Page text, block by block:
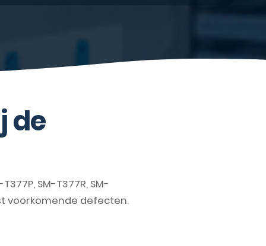
de
SM-T377R, SM-
voorkomende defecten.